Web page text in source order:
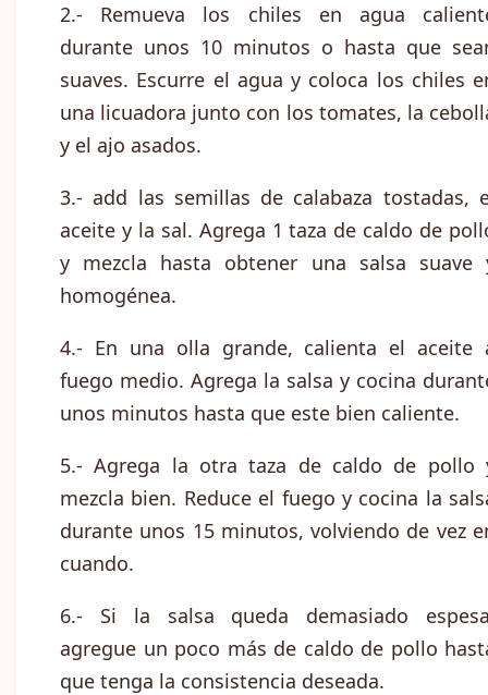
2.- Remueva los chiles en agua
durante unos 10 minutos o hasta que
suaves. Escurre el agua y coloca los chiles
una licuadora junto con los tomates, la
y el ajo asados.
3.- add las semillas de calabaza tostadas,
aceite y la sal. Agrega 1 taza de caldo de
y mezcla hasta obtener una salsa suave
homogénea.
4.- En una olla grande, calienta el aceite
fuego medio. Agrega la salsa y cocina
unos minutos hasta que este bien caliente.
5.- Agrega la otra taza de caldo de pollo
mezcla bien. Reduce el fuego y cocina la
durante unos 15 minutos, volviendo de vez
cuando.
6.- Si la salsa queda demasiado
agregue un poco más de caldo de pollo
que tenga la consistencia deseada.